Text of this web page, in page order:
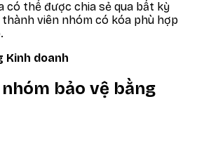
có thể được chia sẻ qua bất kỳ
viên nhóm có kóa phù hợp
Kinh doanh
bảo vệ bằng